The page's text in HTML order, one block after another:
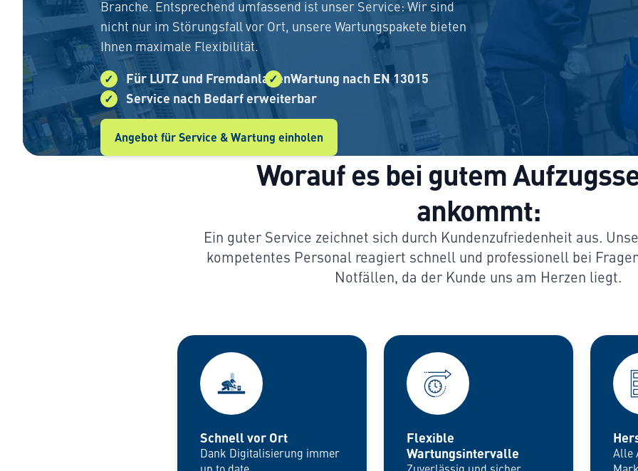
Branche. Entsprechend umfassend ist unser Service: Wir sind
nicht nur im Störungsfall vor Ort, unsere Wartungspakete bieten
Ihnen maximale Flexibilität.
Für LUTZ und FremdanlagenWartung nach EN 13015
Service nach Bedarf erweiterbar
Angebot für Service & Wartung einholen
Worauf es bei gutem
ankommt:
Ein guter Service zeichnet sich durch Kundenzufriedenheit aus.
kompetentes Personal reagiert schnell und professionell bei
Notfällen, da der Kunde uns am Herzen liegt.
Schnell vor Ort
Dank Digitalisierung immer
Flexible
Wartungsintervalle
Alle